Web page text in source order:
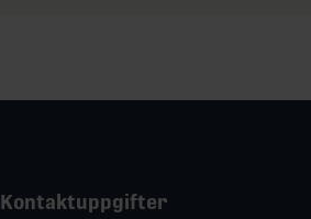
Kontaktuppgifter